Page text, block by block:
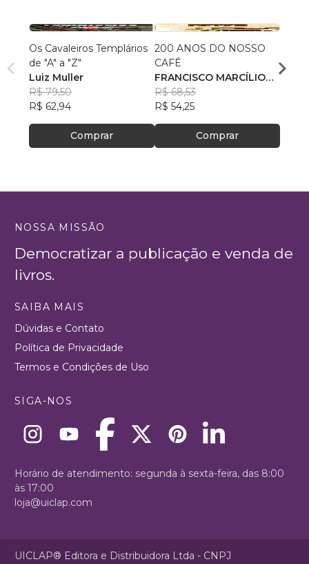
Os Cavaleiros Templários
de "A" a "Z"
Luiz Muller
R$ 79,50
R$ 62,94
Comprar
200 ANOS DO NOSSO
CAFÉ
FRANCISCO MARCÍLIO
DE ALMEIDA FARIAS
R$ 68,53
R$ 54,25
Comprar
NOSSA MISSÃO
Democratizar a publicação e venda de
livros.
SAIBA MAIS
Dúvidas e Contato
Política de Privacidade
Termos e Condições de Uso
SIGA-NOS
Horário de atendimento: segunda à sexta-feira, das 8:00
às 17:00
loja@uiclap.com
UICLAP® Editora e Distribuidora Ltda - CNPJ